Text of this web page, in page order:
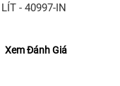
- 40997-IN
Xem Đánh Giá